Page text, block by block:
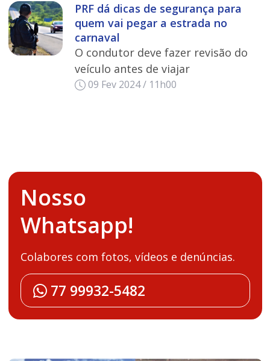
PRF dá dicas de segurança para
quem vai pegar a estrada no
carnaval
O condutor deve fazer revisão do
veículo antes de viajar
09 Fev 2024 / 11h00
Nosso
Whatsapp!
Colabores com fotos, vídeos e denúncias.
77 99932-5482